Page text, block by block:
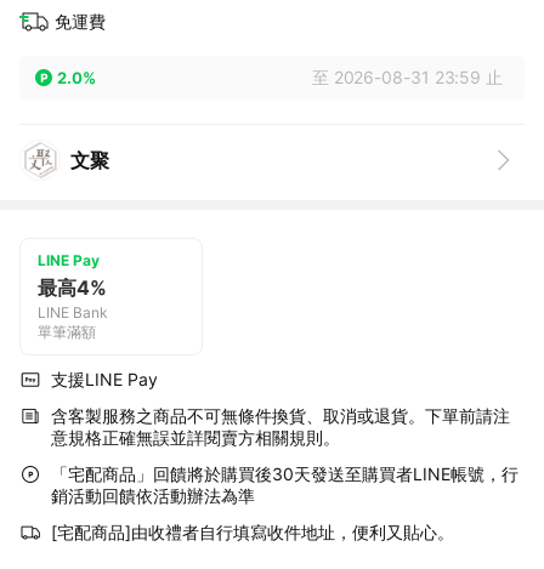
免運費
2.0% 至 2026-08-31 23:59 止
文聚
LINE Pay
最高4%
LINE Bank
單筆滿額
支援LINE Pay
含客製服務之商品不可無條件換貨、取消或退貨。下單前請注
意規格正確無誤並詳閱賣方相關規則。
「宅配商品」回饋將於購買後30天發送至購買者LINE帳號，行
銷活動回饋依活動辦法為準
[宅配商品]由收禮者自行填寫收件地址，便利又貼心。